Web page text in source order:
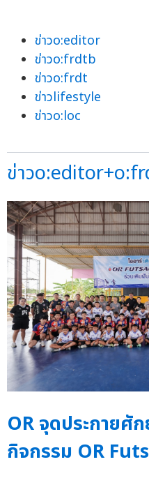
ข่าวo:editor
ข่าวo:frdtb
ข่าวo:frdt
ข่าวlifestyle
ข่าวo:loc
ข่าว
OR จุดประกายศั
กิจกรรม OR